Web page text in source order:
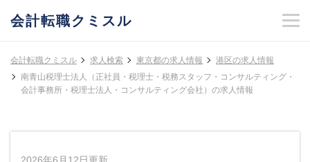
会計転職クミスル
会計転職クミスル 求人検索 東京都の求人情報
港区の求人情報
南青山税理士法人（正社員・税理士・税務スタッフ・コンサルティング・
会計事務所・税理士法人・コンサルティング会社）の求人情報